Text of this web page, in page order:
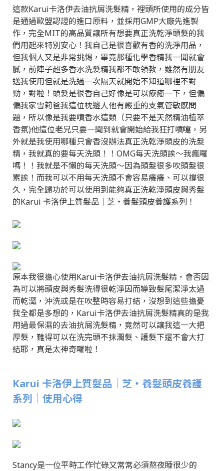
這款Karui卡洛伊去油抗屑洗髮精，裡頭所使用的成分皆
是通過歐盟認證的進口原料，並採用GMP大廠先進製
作，完全MIT的高品質讓所有想要真正洗乾淨頭髮的我
們用起來特別安心！我自己是很喜歡有香的洗淨用品，
但我個人又是非常挑惕，畢竟那種化學香精我一聞就會
膩，前陣子超多香水洗髮精我都不敢領教，雖然有朋友
送我使用但就是洗過一次隔天就開始不知道哪裡不對
勁，對啦！頭髮是很香自己好像是可以療癒一下，但偏
偏我家雪莉爸我這位枕邊人他有嚴重的支氣管敏感問
題，所以像是我要噴香水這類（只要不是天然精油植萃
香氛)他這位老兄只要一聞到就會開始給我狂打噴嚏，另
外就是我使用哪種只會香沒辦法真正洗乾淨頭皮的洗髮
精，我就真的要每天洗頭！！OMG每天洗頭誒～我瘋囉
嗎！！我就是不懶的每天洗頭～因為頭髮很多吹頭髮很
累誒！而我可以不用每天洗頭不會容易癢癢、可以撐很
久，完全歸功於可以使用到能夠真正洗乾淨頭皮與秀髮
的Karui 卡洛伊上質髮品｜芝‧養髮頭皮養護系列！
原本我很擔心使用Karui卡洛伊去油抗屑洗髮精，會否因
為可以將頭皮與秀髮洗得很乾淨因而導致髮尾潔淨太過
而乾澀，沖洗或是在吹整時容易打結，沒想到這些擔憂
我全都是多想的，Karui卡洛伊去油抗屑洗髮精真的是我
用過最保濕的去油抗屑洗髮精，竟然可以讓我這一大把
厚髮，難得可以在洗完頭不抹潤髮、護髮下還不會大打
結耶，真是太神奇囉啦！
Karui 卡洛伊上質髮品｜芝‧養髮頭皮養護
系列｜使用心得
Stancy是一位平時工作忙碌又常常必須熬夜睡很少的